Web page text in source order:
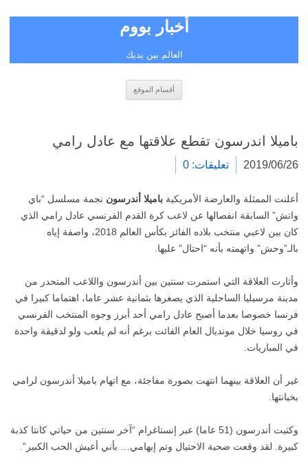
أخبار بووم
العالم بين يديك
أقسام الموقع
باميلا اندرسون تقطع علاقتها مع عادل رامي
2019/06/26 تعليقات: 0
أعلنت الممثلة والعارضة الأمريكية باميلا أندرسون نجمة مسلسل “باي
واتش” السابقة انفصالها عن لاعب كرة القدم الفرنسي عادل رامي الذي
كان بين لاعبي منتخب بلاده الفائز بكأس العالم 2018، واصفة إياه
بالـ”وحش” واتهمته بأنه “احتال” عليها.
وأثارت العلاقة التي استمرت سنتين بين أندرسون واللاعب المتحدر من
مدينة مرسيليا الساحلية الذي يصغرها بثمانية عشر عاما، اهتماما كبيرا في
فرنسا خصوصا بعدما أصبح عادل رامي أحد أبرز وجوه المنتخب الفرنسي
في روسيا خلال مونديال العام الفائت برغم أنه لم يلعب ولو لدقيقة واحدة
في المباريات.
غير أن العلاقة بينهما انتهت بصورة مفاجئة، مع اتهام باميلا أندرسون لرامي
بخيانتها.
وكتبت أندرسون (51 عاما) عبر إنستاغرام “آخر سنتين من حياتي كانتا كذبة
كبيرة. لقد وقعت ضحية الاحتيال وتم إيهامي… بأني أعيش الحب الكبير”.